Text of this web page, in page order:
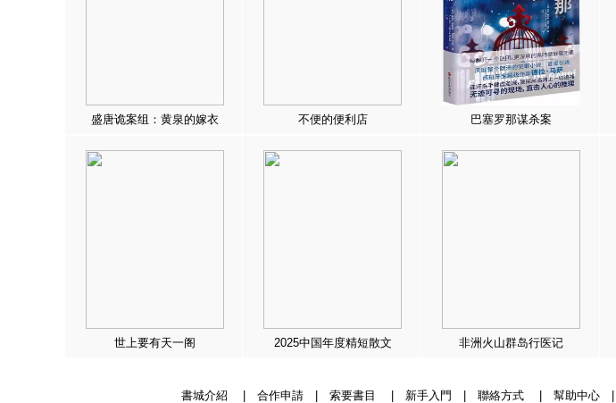
盛唐诡案组：黄泉的嫁衣 不便的便利店 巴塞罗那谋杀案
世上要有天一阁 2025中国年度精短散文 非洲火山群岛行医记
書城介紹 合作申請| 索要書目 新手入門 聯絡方式| 幫助中心